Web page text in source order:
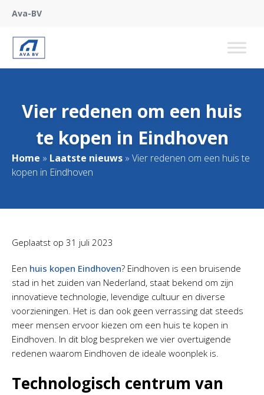
Ava-BV
Vier redenen om een huis
te kopen in Eindhoven
Home » Laatste nieuws » Vier redenen om een huis te
kopen in Eindhoven
Geplaatst op 31 juli 2023
Een huis kopen Eindhoven? Eindhoven is een bruisende
stad in het zuiden van Nederland, staat bekend om zijn
innovatieve technologie, levendige cultuur en diverse
voorzieningen. Het is dan ook geen verrassing dat steeds
meer mensen ervoor kiezen om een huis te kopen in
Eindhoven. In dit blog bespreken we vier overtuigende
redenen waarom Eindhoven de ideale woonplek is.
Technologisch centrum van